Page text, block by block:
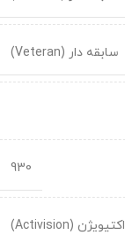
سابقه دار (Veteran)
930
اکتیویژن (Activision)